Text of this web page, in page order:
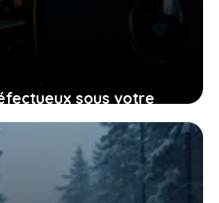
sous votre
vous devez faire sans